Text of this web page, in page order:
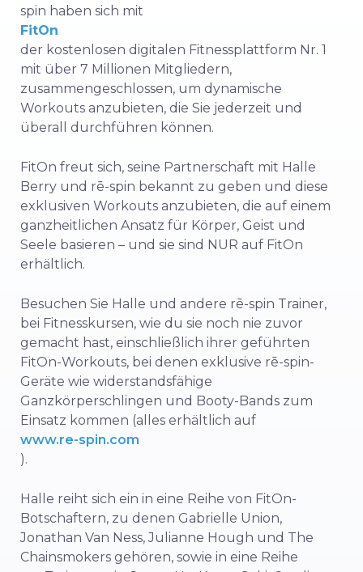
spin haben sich mit
FitOn
der kostenlosen digitalen Fitnessplattform Nr. 1
mit über 7 Millionen Mitgliedern,
zusammengeschlossen, um dynamische
Workouts anzubieten, die Sie jederzeit und
überall durchführen können.
FitOn freut sich, seine Partnerschaft mit Halle
Berry und rē-spin bekannt zu geben und diese
exklusiven Workouts anzubieten, die auf einem
ganzheitlichen Ansatz für Körper, Geist und
Seele basieren – und sie sind NUR auf FitOn
erhältlich.
Besuchen Sie Halle und andere rē-spin Trainer,
bei Fitnesskursen, wie du sie noch nie zuvor
gemacht hast, einschließlich ihrer geführten
FitOn-Workouts, bei denen exklusive rē-spin-
Geräte wie widerstandsfähige
Ganzkörperschlingen und Booty-Bands zum
Einsatz kommen (alles erhältlich auf
www.re-spin.com
).
Halle reiht sich ein in eine Reihe von FitOn-
Botschaftern, zu denen Gabrielle Union,
Jonathan Van Ness,Julianne Hough und The
Chainsmokers gehören, sowie in eine Reihe